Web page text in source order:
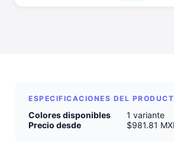
ESPECIFICACIONES DEL
Colores disponibles
1 variante
Precio desde
$981.81